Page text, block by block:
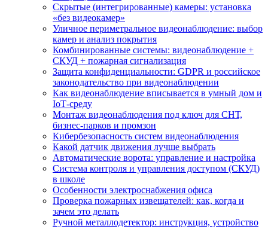
Скрытые (интегрированные) камеры: установка
«без видеокамер»
Уличное периметральное видеонаблюдение: выбор
камер и анализ покрытия
Комбинированные системы: видеонаблюдение +
СКУД + пожарная сигнализация
Защита конфиденциальности: GDPR и российское
законодательство при видеонаблюдении
Как видеонаблюдение вписывается в умный дом и
IoT‑среду
Монтаж видеонаблюдения под ключ для СНТ,
бизнес‑парков и промзон
Кибербезопасность систем видеонаблюдения
Какой датчик движения лучше выбрать
Автоматические ворота: управление и настройка
Система контроля и управления доступом (СКУД)
в школе
Особенности электроснабжения офиса
Проверка пожарных извещателей: как, когда и
зачем это делать
Ручной металлодетектор: инструкция, устройство